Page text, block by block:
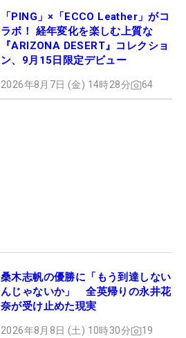
「PING」×「ECCO Leather」がコ
ラボ！ 経年変化を楽しむ上質な
『ARIZONA DESERT』コレクショ
ン、9月15日限定デビュー
2026年8月7日 (金) 14時28分 64
桑木志帆の優勝に「もう到達しない
んじゃないか」 全英帰りの永井花
奈が受け止めた現実
2026年8月8日 (土) 10時30分 19